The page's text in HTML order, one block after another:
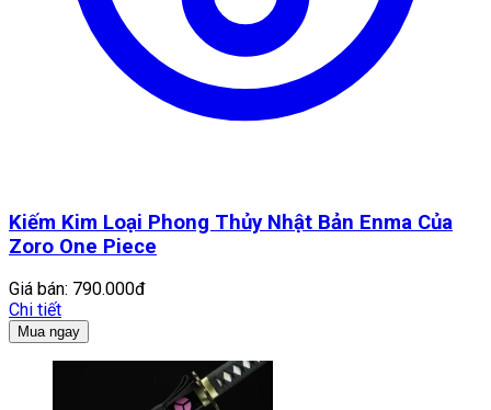
Kiếm Kim Loại Phong Thủy Nhật Bản Enma Của
Zoro One Piece
Giá bán: 790.000đ
Chi tiết
Mua ngay